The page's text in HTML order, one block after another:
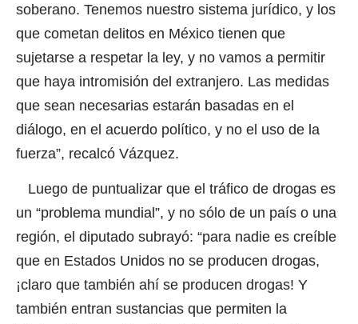
soberano. Tenemos nuestro sistema jurídico, y los
que cometan delitos en México tienen que
sujetarse a respetar la ley, y no vamos a permitir
que haya intromisión del extranjero. Las medidas
que sean necesarias estarán basadas en el
diálogo, en el acuerdo político, y no el uso de la
fuerza”, recalcó Vázquez.
Luego de puntualizar que el tráfico de drogas es
un “problema mundial”, y no sólo de un país o una
región, el diputado subrayó: “para nadie es creíble
que en Estados Unidos no se producen drogas,
¡claro que también ahí se producen drogas! Y
también entran sustancias que permiten la